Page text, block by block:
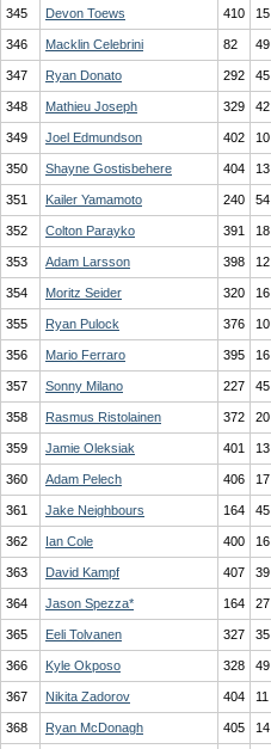
345 Devon Toews 410 15
346 Macklin Celebrini 82 49
347 Ryan Donato 292 45
348 Mathieu Joseph 329 42
349 Joel Edmundson 402 10
350 Shayne Gostisbehere 404 13
351 Kailer Yamamoto 240 54
352 Colton Parayko 391 18
353 Adam Larsson 398 12
354 Moritz Seider 320 16
355 Ryan Pulock 376 10
356 Mario Ferraro 395 16
357 Sonny Milano 227 45
358 Rasmus Ristolainen 372 20
359 Jamie Oleksiak 401 13
360 Adam Pelech 406 17
361 Jake Neighbours 164 45
362 Ian Cole 400 16
363 David Kampf 407 39
364 Jason Spezza* 164 27
365 Eeli Tolvanen 327 35
366 Kyle Okposo 328 49
367 Nikita Zadorov 404 11
368 Ryan McDonagh 405 14